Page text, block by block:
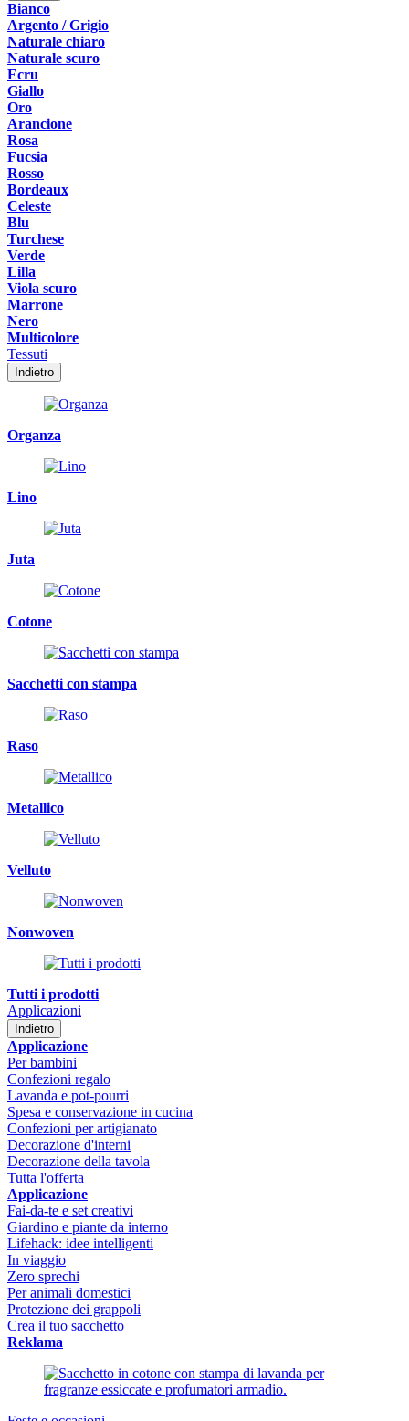
Bianco
Argento / Grigio
Naturale chiaro
Naturale scuro
Ecru
Giallo
Oro
Arancione
Rosa
Fucsia
Rosso
Bordeaux
Celeste
Blu
Turchese
Verde
Lilla
Viola scuro
Marrone
Nero
Multicolore
Tessuti
Indietro
Organza
Lino
Juta
Cotone
Sacchetti con stampa
Raso
Metallico
Velluto
Nonwoven
Tutti i prodotti
Applicazioni
Indietro
Applicazione
Per bambini
Confezioni regalo
Lavanda e pot-pourri
Spesa e conservazione in cucina
Confezioni per artigianato
Decorazione d'interni
Decorazione della tavola
Tutta l'offerta
Applicazione
Fai-da-te e set creativi
Giardino e piante da interno
Lifehack: idee intelligenti
In viaggio
Zero sprechi
Per animali domestici
Protezione dei grappoli
Crea il tuo sacchetto
Reklama